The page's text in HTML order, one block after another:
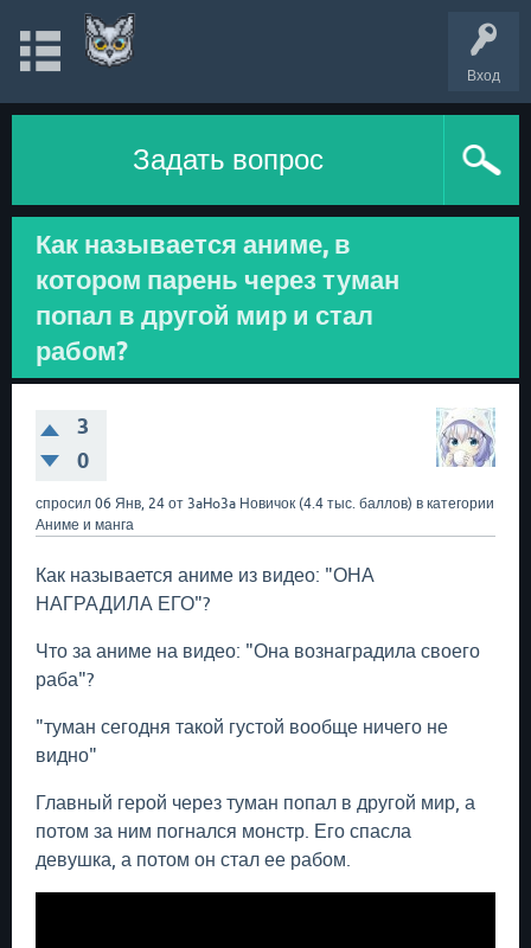
Вход
Задать вопрос
Как называется аниме, в
котором парень через туман
попал в другой мир и стал
рабом?
3
0
спросил 06 Янв, 24 от 3aHo3a Новичок (4.4 тыс. баллов) в категории
Аниме и манга
Как называется аниме из видео: "ОНА
НАГРАДИЛА ЕГО"?
Что за аниме на видео: "Она вознаградила своего
раба"?
"туман сегодня такой густой вообще ничего не
видно"
Главный герой через туман попал в другой мир, а
потом за ним погнался монстр. Его спасла
девушка, а потом он стал ее рабом.